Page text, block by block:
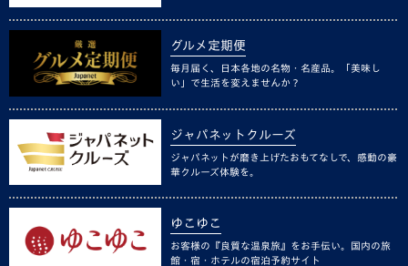
グルメ定期便
毎月届く、日本各地の名物・名産品。「美味し
い」で生活を変えませんか？
ジャパネットクルーズ
ジャパネットが磨き上げたおもてなしで、感動の豪
華クルーズ体験を。
ゆこゆこ
お客様の『良質な温泉旅』をお手伝い。国内の旅
館・宿・ホテルの宿泊予約サイト